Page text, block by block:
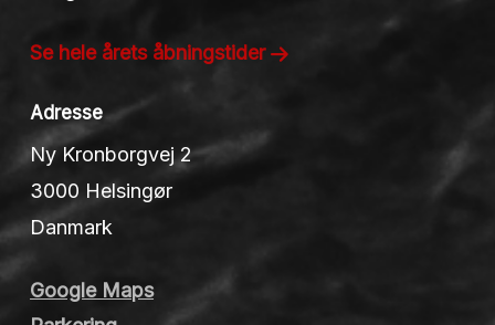
Se hele årets åbningstider
Adresse
Ny Kronborgvej 2
3000 Helsingør
Danmark
Google Maps